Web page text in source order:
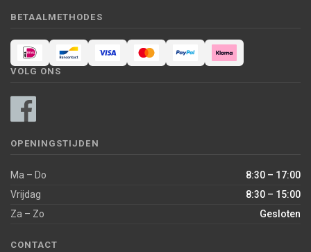
BETAALMETHODES
VOLG ONS
OPENINGSTIJDEN
Ma – Do
8:30 – 17:00
Vrijdag
8:30 – 15:00
Za – Zo
Gesloten
CONTACT